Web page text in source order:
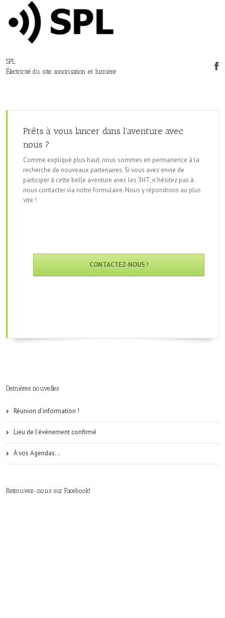
SPL
Électricité du site, sonorisation et lumière
Prêts à vous lancer dans l'aventure avec
nous ?
Comme expliqué plus haut, nous sommes en permanence à la
recherche de nouveaux partenaires. Si vous avez envie de
participer à cette belle aventure avec les 3HT, n'hésitez pas à
nous contacter via notre formulaire. Nous y répondrons au plus
vite !
CONTACTEZ-NOUS !
Dernières nouvelles
Réunion d’information !
Lieu de l’événement confirmé
À vos Agendas…
Retrouvez-nous sur Facebook!